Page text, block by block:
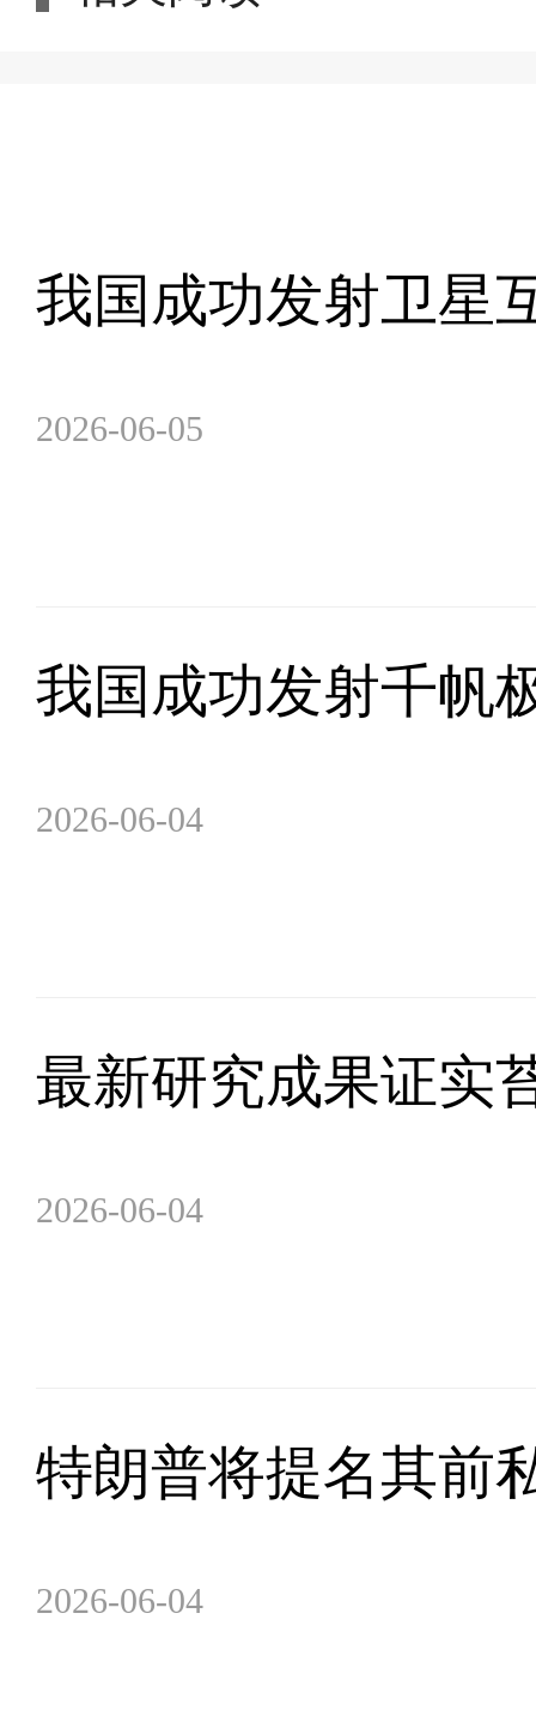
我国成功发射卫星
2026-06-05
我国成功发射千帆
2026-06-04
最新研究成果证实
2026-06-04
特朗普将提名其前
2026-06-04